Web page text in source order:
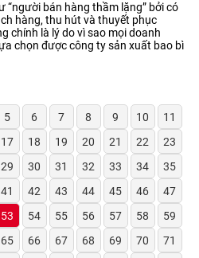
“người bán hàng thầm lặng” bởi có
hàng, thu hút và thuyết phục
chính là lý do vì sao mọi doanh
chọn được công ty sản xuất bao bì
5 6 7 8 9 10
11
17 18 19 20 21 22
23
29 30 31 32 33 34
35
41 42 43 44 45 46
47
53 54 55 56 57 58
59
65 66 67 68 69 70
71